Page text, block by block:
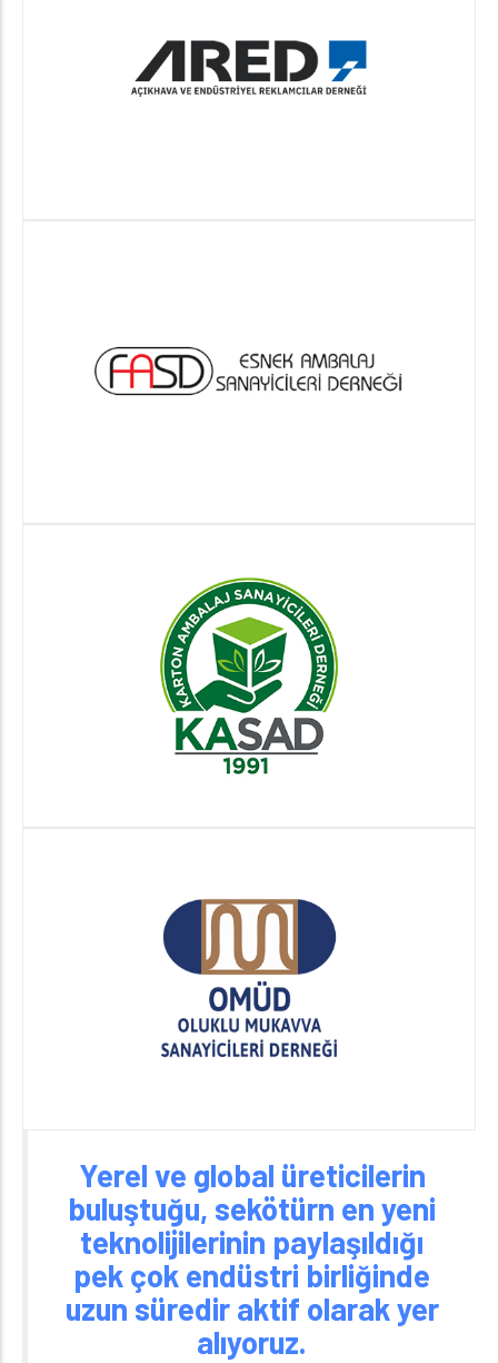
Yerel ve global üreticilerin
buluştuğu, sekötürn en yeni
teknolijilerinin paylaşıldığı
pek çok endüstri birliğinde
uzun süredir aktif olarak yer
alıyoruz.